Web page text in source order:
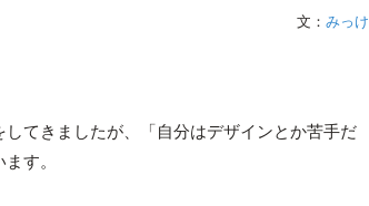
文： みっけ
てきましたが、「自分はデザインとか苦手だ
す。